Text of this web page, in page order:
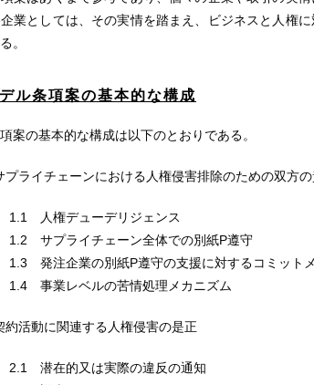
業としては、その実情を踏まえ、ビジネスと人権
。
ル条項案の基本的な構成
案の基本的な構成は以下のとおりである。
ライチェーンにおける人権侵害排除のための双方
1.1 人権デューデリジェンス
1.2 サプライチェーン全体での別紙P遵守
1.3 発注企業の別紙P遵守の支援に対するコミット
1.4 事業レベルの苦情処理メカニズム
活動に関連する人権侵害の是正
2.1 潜在的又は実際の違反の通知